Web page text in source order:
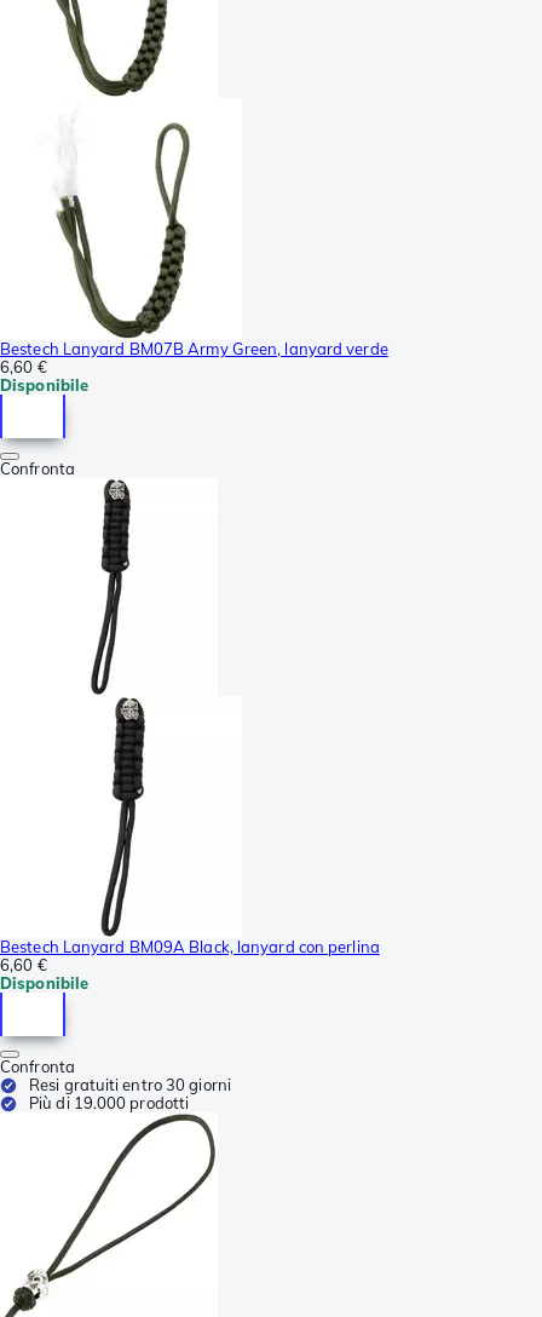
Bestech Lanyard BM07B Army Green, lanyard verde
6,60 €
Disponibile
Confronta
Bestech Lanyard BM09A Black, lanyard con perlina
6,60 €
Disponibile
Confronta
Resi gratuiti entro 30 giorni
Più di 19.000 prodotti